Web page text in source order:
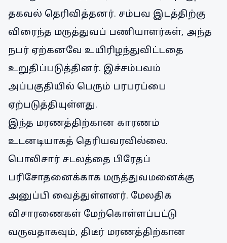
தகவல் தெரிவித்தனர். சம்பவ இடத்திற்கு
விரைந்த மருத்துவப் பணியாளர்கள், அந்த
நபர் ஏற்கனவே உயிரிழந்துவிட்டதை
உறுதிப்படுத்தினர். இச்சம்பவம்
அப்பகுதியில் பெரும் பரபரப்பை
ஏற்படுத்தியுள்ளது.
இந்த மரணத்திற்கான காரணம்
உடனடியாகத் தெரியவரவில்லை.
பொலிசார் சடலத்தை பிரேதப்
பரிசோதனைக்காக மருத்துவமனைக்கு
அனுப்பி வைத்துள்ளனர். மேலதிக
விசாரணைகள் மேற்கொள்ளப்பட்டு
வருவதாகவும், திடீர் மரணத்திற்கான